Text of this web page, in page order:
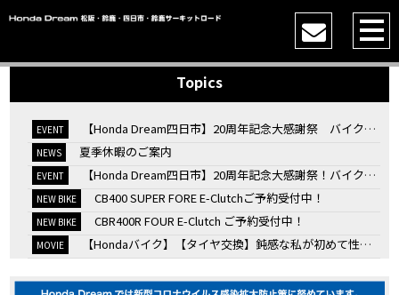
Topics
EVENT 【Honda Dream四日市】20周年記念大感謝祭 バイク女子トークショー
NEWS 夏季休暇のご案内
EVENT 【Honda Dream四日市】20周年記念大感謝祭！バイク女子トークショー
NEW BIKE CB400 SUPER FORE E-Clutchご予約受付中！
NEW BIKE CBR400R FOUR E-Clutch ご予約受付中！
MOVIE 【Hondaバイク】【タイヤ交換】鈍感な私が初めて性能を実感した【三重県】【Honda DREAM】
EVENT KOOD クロモリアクスルシャフトお客様のバイクで体感試走